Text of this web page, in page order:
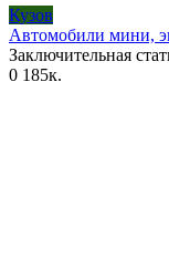
Кузов
Автомобили мини,
Заключительная
0 185к.